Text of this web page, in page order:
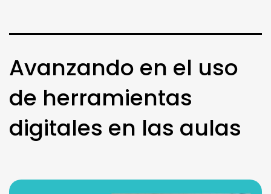
Avanzando en el uso
de herramientas
digitales en las aulas